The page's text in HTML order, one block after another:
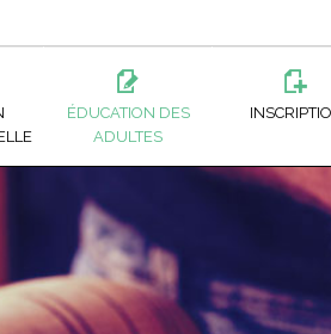
ET GESTION
ET TOURISME
TRAVAUX PUBLICS
ÉDUCATION DES
ADULTES
RETOUR AUX ÉTUDES
COURS
APPRENEZ UN MÉTIER PRÉPOSÉ
FORMATION
ÉDUCATION
CFP DE NEUFCHÂTEL
CFP DE QUÉBEC